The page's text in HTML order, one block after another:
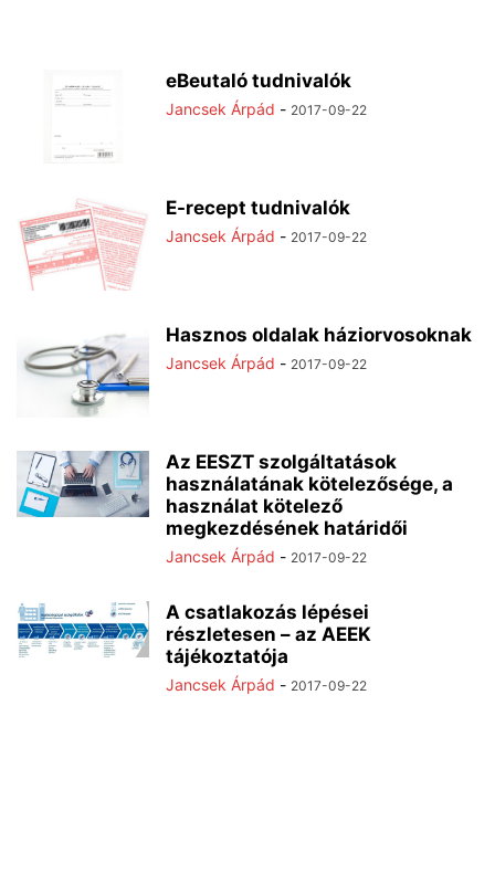
eBeutaló tudnivalók
Jancsek Árpád - 2017-09-22
E-recept tudnivalók
Jancsek Árpád - 2017-09-22
Hasznos oldalak háziorvosoknak
Jancsek Árpád - 2017-09-22
Az EESZT szolgáltatások
használatának kötelezősége, a
használat kötelező
megkezdésének határidői
Jancsek Árpád - 2017-09-22
A csatlakozás lépései
részletesen – az AEEK
tájékoztatója
Jancsek Árpád - 2017-09-22